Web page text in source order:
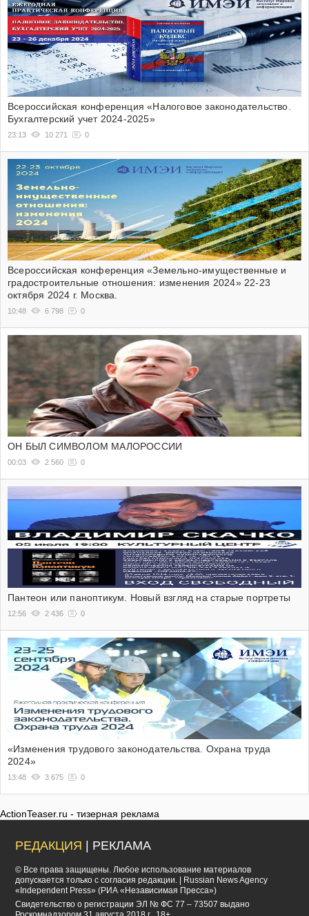
Всероссийская конференция «Налоговое законодательство.
Бухгалтерский учет 2024-2025»
23:13 10 271 0
Всероссийская конференция «Земельно-имущественные и
градостроительные отношения: изменения 2024» 22-23
октября 2024 г. Москва.
10:48 6 798 0
ОН БЫЛ СИМВОЛОМ МАЛОРОССИИ
00:03 2 560 0
Пантеон или паноптикум. Новый взгляд на старые портреты
12:56 2 436 0
«Изменения трудового законодательства. Охрана труда
2024»
13:48 3 675 0
ActionTeaser.ru - тизерная реклама
РЕДАКЦИЯ | РЕКЛАМА
© Все права защищены. Любое использование материалов
допускается только с согласия редакции. | Russian News Agency
«Independent Press» (РИА «Независимая Пресса»)
Cвидетельство о регистрации ЭЛ № ФС 77 – 73507 выдано